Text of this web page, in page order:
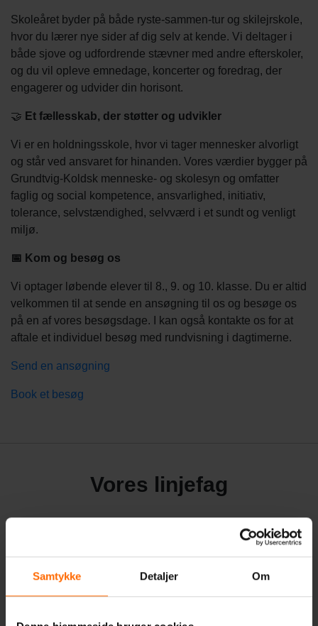
Samtykke Detaljer Om
Skoleåret byder på både ryste-sammen-tur og skilejrskole,
hvor du lærer nye sider af dig selv at kende. Vi deltager i
både sjove og udfordrende stævner med andre efterskoler,
og du vil opleve emnedage, koncerter og foredrag, der
engagerer og udvider din horisont.
🤝 Et fællesskab, der støtter og udvikler
Vi er en holdningsskole, hvor vi tager mennesker alvorligt
og står ved ansvaret for hinanden. Vores værdier bygger på
Grundtvig-Koldsk menneske- og skolesyn og omfatter
faglig og social kompetence, ansvarlighed, initiativ,
tolerance, selvstændighed, selvværd i et sundt og venligt
miljø.
📅 Kom og besøg os
Vi optager løbende elever til 8., 9. og 10. klasse. Du er altid
velkommen til at sende en ansøgning til os og besøge os
på en af vores besøgsdage. I kan også kontakte os for at
aftale et individuel besøg med rundvisning i dagtimerne.
Send en ansøgning
Book et besøg
Vores linjefag
Outdoor